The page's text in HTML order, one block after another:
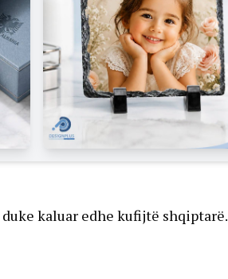
kaluar edhe kufijtë shqiptarë.